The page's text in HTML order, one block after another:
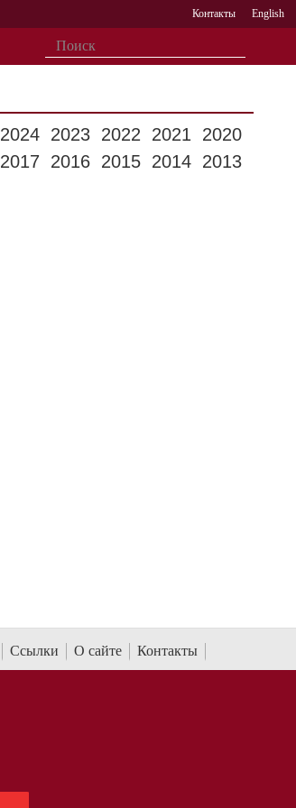
Контакты English
2024 2023 2022 2021
2020
2017 2016 2015 2014 2013
Ссылки О сайте Контакты